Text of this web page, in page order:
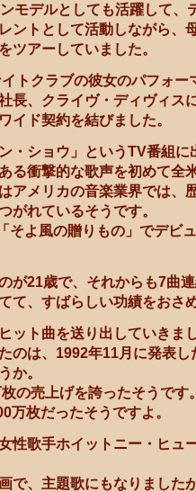
モデルとしても活躍して、
ントとして活動しながら、
ツアーしていました。
トクラブの彼女のパフォー
長、クライヴ・ディヴィス
イド契約を結びました。
・ショウ」というTV番組に
る衝撃的な歌声を初めて全
アメリカの音楽業界では、
がれているそうです。
そよ風の贈りもの」でデビ
が21歳で、それからも7曲
て、すばらしい功績をおさ
ット曲を送り出していきま
のは、1992年11月に発表し
か。
の売上げを誇ったそうです
万枚だったそうですよ。
性歌手ホイットニー・ヒュ
で、主題歌にもなりました